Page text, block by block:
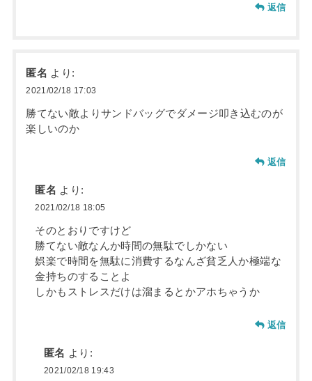
返信
匿名 より:
2021/02/18 17:03
勝てない敵よりサンドバッグでダメージ叩き込むのが
楽しいのか
返信
匿名 より:
2021/02/18 18:05
そのとおりですけど
勝てない敵なんか時間の無駄でしかない
娯楽で時間を無駄に消費するなんざ貧乏人か極端な
金持ちのすることよ
しかもストレスだけは溜まるとかアホちゃうか
返信
匿名 より:
2021/02/18 19:43